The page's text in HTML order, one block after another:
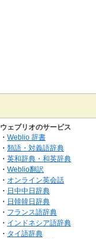
ウェブリオのサービス
・ Weblio 辞書
・ 類語・対義語辞典
・ 英和辞典・和英辞典
・ Weblio翻訳
・ オンライン英会話
・ 日中中日辞典
・ 日韓韓日辞典
・ フランス語辞典
・ インドネシア語辞典
・ タイ語辞典